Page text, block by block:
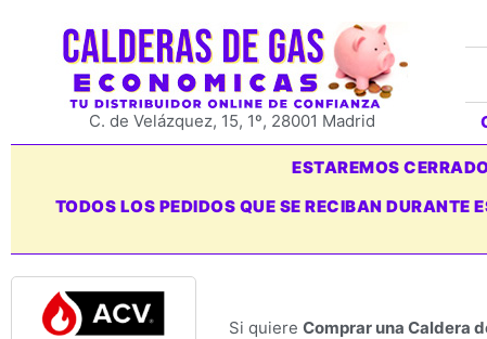
C. de Velázquez, 15, 1º, 28001 Madrid
ESTAREMOS
TODOS LOS PEDIDOS QUE SE RECIBAN
Si quiere Comprar una Caldera